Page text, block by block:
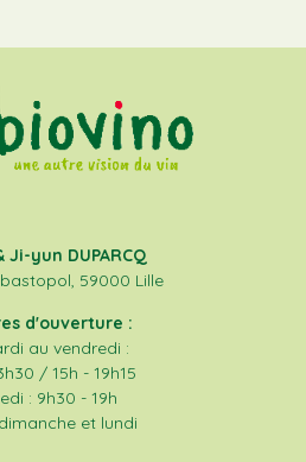
Ji-yun DUPARCQ
59000 Lille
d'ouverture :
au vendredi :
/ 15h - 19h15
: 9h30 - 19h
et lundi